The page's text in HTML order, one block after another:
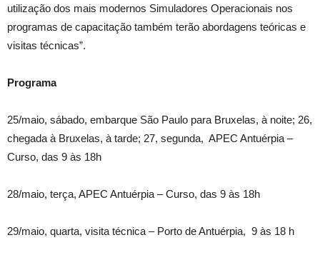
utilização dos mais modernos Simuladores Operacionais nos
programas de capacitação também terão abordagens teóricas e
visitas técnicas”.
Programa
25/maio, sábado, embarque São Paulo para Bruxelas, à noite; 26,
chegada à Bruxelas, à tarde; 27, segunda, APEC Antuérpia –
Curso, das 9 às 18h
28/maio, terça, APEC Antuérpia – Curso, das 9 às 18h
29/maio, quarta, visita técnica – Porto de Antuérpia, 9 às 18 h